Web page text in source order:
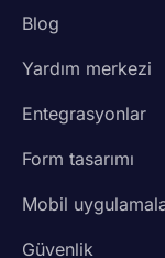
Blog
Yardım merkezi
Entegrasyonlar
Form tasarımı
Mobil
Güvenlik